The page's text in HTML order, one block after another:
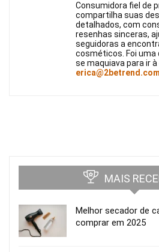
Consumidora fiel de
compartilha suas
detalhados, com
resenhas sinceras,
seguidoras a
cosméticos. Foi uma
se maquiava para ir à
MAIS
Melhor secador de
comprar em 2025